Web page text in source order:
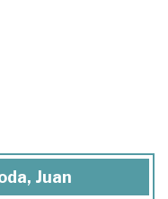
Juan